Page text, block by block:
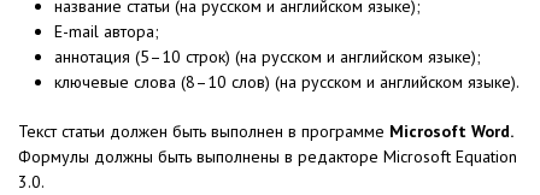
название статьи (на русском и английском языке);
E-mail автора;
аннотация (5–10 строк) (на русском и английском языке);
ключевые слова (8–10 слов) (на русском и английском языке).
Текст статьи должен быть выполнен в программе Microsoft Word.
Формулы должны быть выполнены в редакторе Microsoft Equation
3.0.